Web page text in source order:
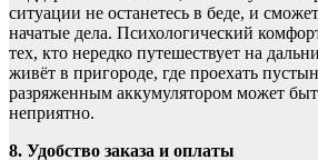
ситуации не останетесь в беде, и
начатые дела. Психологический
тех, кто нередко путешествует на
живёт в пригороде, где проехать
разряженным аккумулятором может
неприятно.
8. Удобство заказа и оплаты